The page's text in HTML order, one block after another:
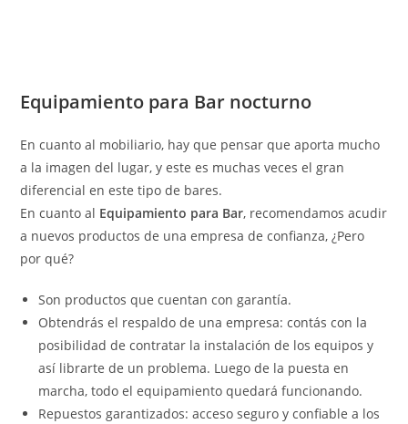
Equipamiento para Bar nocturno
En cuanto al mobiliario, hay que pensar que aporta mucho
a la imagen del lugar, y este es muchas veces el gran
diferencial en este tipo de bares.
En cuanto al Equipamiento para Bar, recomendamos acudir
a nuevos productos de una empresa de confianza, ¿Pero
por qué?
Son productos que cuentan con garantía.
Obtendrás el respaldo de una empresa: contás con la
posibilidad de contratar la instalación de los equipos y
así librarte de un problema. Luego de la puesta en
marcha, todo el equipamiento quedará funcionando.
Repuestos garantizados: acceso seguro y confiable a los